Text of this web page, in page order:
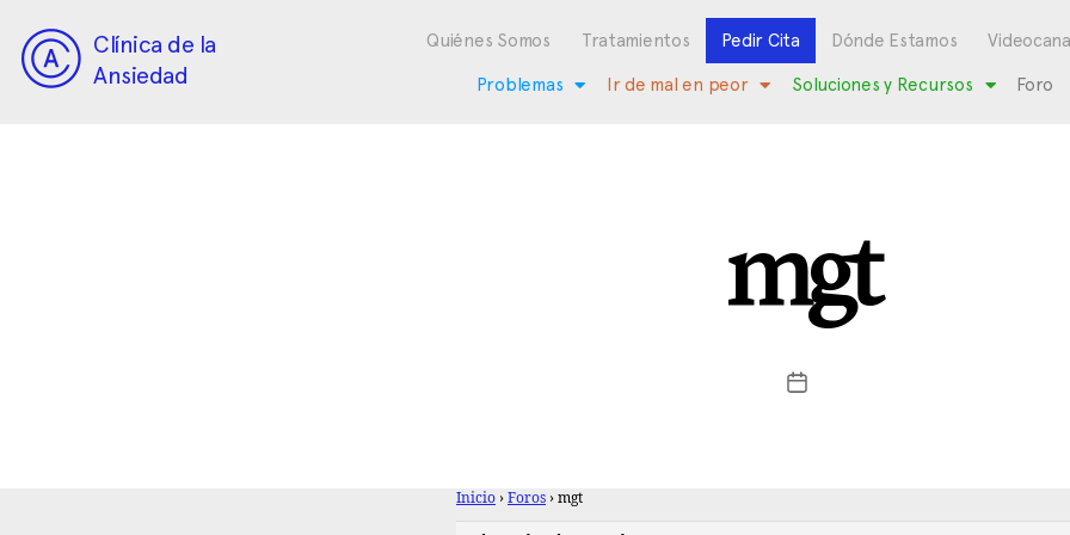
Clínica de la
Ansiedad
Quiénes Somos Tratamientos Pedir Cita Dónde Estamos
Problemas Ir de mal en peor Soluciones y Recursos Foro
mgt
Inicio › Foros › mgt